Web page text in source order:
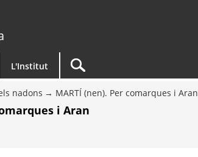
L'Institut
nadons MARTÍ (nen). Per comarques i Aran
i Aran